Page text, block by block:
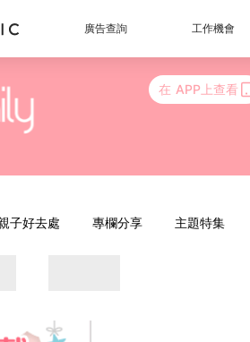
廣告查詢 工作機會
在 APP上查看
子好去處 專欄分享 主題特集